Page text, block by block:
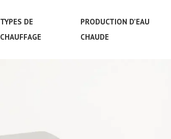
TYPES DE
CHAUFFAGE
PRODUCTION D’EAU
CHAUDE